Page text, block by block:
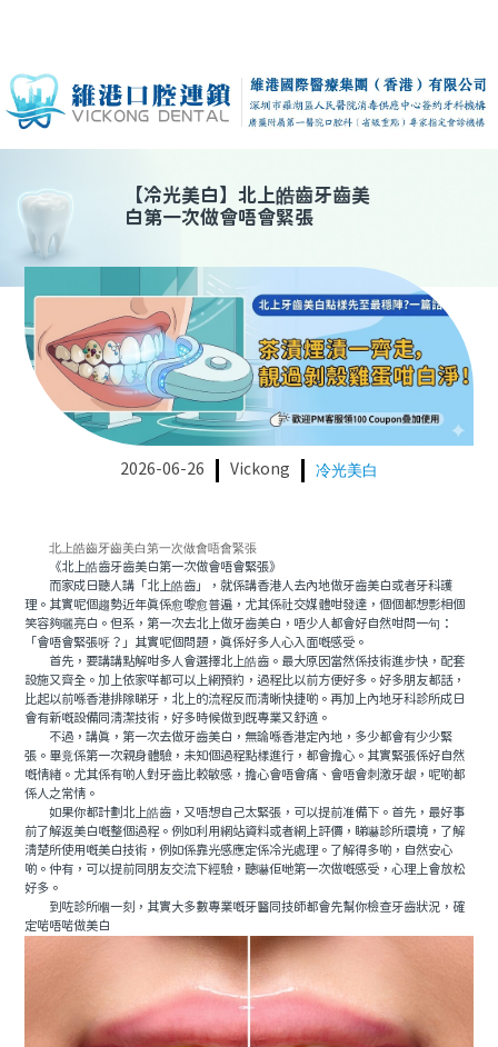
【冷光美白】 北上皓齒牙齒美
白第一次做會唔會緊張
2026-06-26 Vickong 冷光美白
北上皓齒牙齒美白第一次做會唔會緊張
《北上皓齒牙齒美白第一次做會唔會緊張》
而家成日聽人講「北上皓齒」，就係講香港人去內地做牙齒美白或者牙科護
理。其實呢個趨勢近年真係愈嚟愈普遍，尤其係社交媒體咁發達，個個都想影相個
笑容夠曬亮白。但系，第一次去北上做牙齒美白，唔少人都會好自然咁問一句：
「會唔會緊張呀？」其實呢個問題，真係好多人心入面嘅感受。
首先，要講講點解咁多人會選擇北上皓齒。最大原因當然係技術進步快，配套
設施又齊全。加上依家咩都可以上網預約，過程比以前方便好多。好多朋友都話，
比起以前喺香港排隊睇牙，北上的流程反而清晰快捷啲。再加上內地牙科診所成日
會有新嘅設備同清潔技術，好多時候做到既專業又舒適。
不過，講真，第一次去做牙齒美白，無論喺香港定內地，多少都會有少少緊
張。畢竟係第一次親身體驗，未知個過程點樣進行，都會擔心。其實緊張係好自然
嘅情緒。尤其係有啲人對牙齒比較敏感，擔心會唔會痛、會唔會刺激牙龈，呢啲都
係人之常情。
如果你都計劃北上皓齒，又唔想自己太緊張，可以提前准備下。首先，最好事
前了解返美白嘅整個過程。例如利用網站資料或者網上評價，睇嚇診所環境，了解
清楚所使用嘅美白技術，例如係靠光感應定係冷光處理。了解得多啲，自然安心
啲。仲有，可以提前同朋友交流下經驗，聽嚇佢哋第一次做嘅感受，心理上會放松
好多。
到咗診所嗰一刻，其實大多數專業嘅牙醫同技師都會先幫你檢查牙齒狀況，確
定啱唔啱做美白